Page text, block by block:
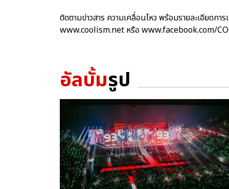
ติดตามข่าวสาร ความเคลื่อนไหว พร้อมรายละเอียดก
www.coolism.net หรือ www.facebook.com/
อัลบั้มรูป